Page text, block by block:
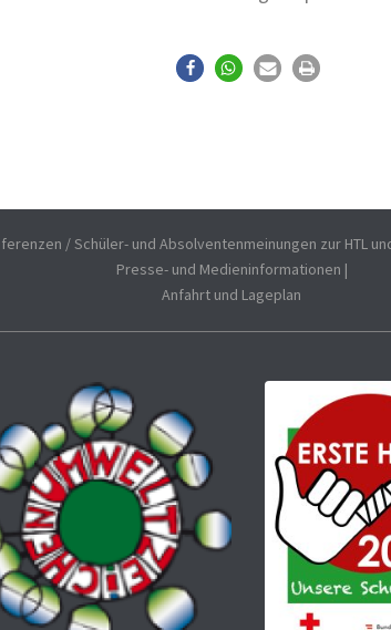
/ Schüler- und Absolventenmeinungen zur HTL
Presse- und Medieninformationen |
Anfahrt und Lageplan